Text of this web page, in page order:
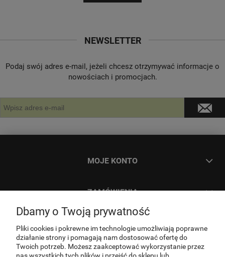
NEWSLETTER
Podaj swój adres e-mail, jeżeli chcesz otrzymywać informacje o
nowościach i promocjach.
MOJE KONTO
ZAMÓWIENIA
INFORMACJE
O NAS
Dbamy o Twoją prywatność
Pliki cookies i pokrewne im technologie umożliwiają poprawne
działanie strony i pomagają nam dostosować ofertę do
Twoich potrzeb. Możesz zaakceptować wykorzystanie przez